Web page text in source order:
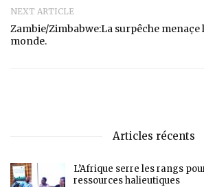
NEXT ARTICLE
Zambie/Zimbabwe:La surpêche menaçe
monde.
Articles récents
L’Afrique serre les rangs
ressources halieutiques